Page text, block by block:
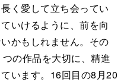
く愛して立ち会ってい
いけるように、前を向
かもしれません。その
の作品を大切に、精進
います。16回目の8月20